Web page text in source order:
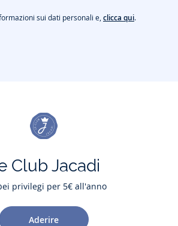
sui dati personali e,clicca qui.
Club Jacadi
privilegi per 5€ all'anno
Aderire